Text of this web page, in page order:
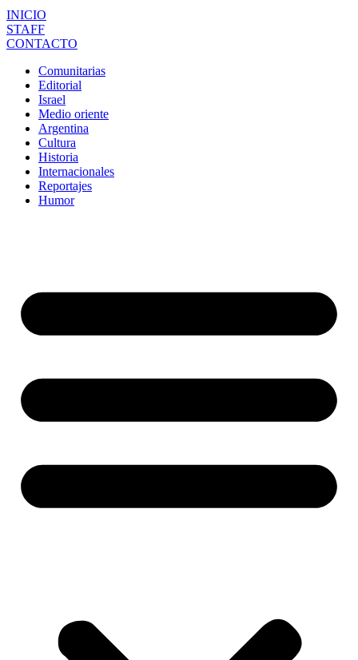
INICIO
STAFF
CONTACTO
Comunitarias
Editorial
Israel
Medio oriente
Argentina
Cultura
Historia
Internacionales
Reportajes
Humor